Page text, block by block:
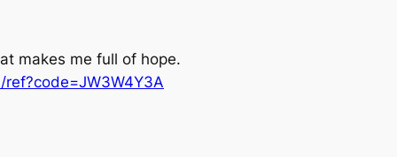
makes me full of hope.